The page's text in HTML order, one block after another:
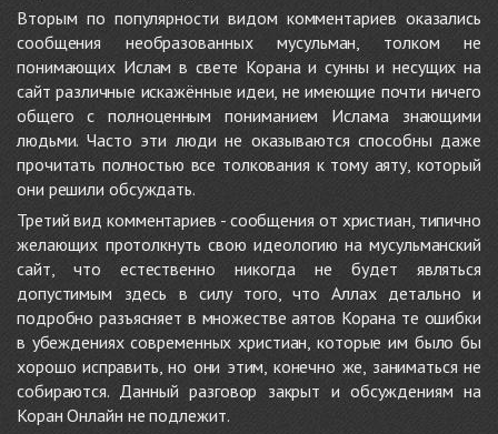
Вторым по популярности видом комментариев оказались
сообщения необразованных мусульман, толком не
понимающих Ислам в свете Корана и сунны и несущих на
сайт различные искажённые идеи, не имеющие почти ничего
общего с полноценным пониманием Ислама знающими
людьми. Часто эти люди не оказываются способны даже
прочитать полностью все толкования к тому аяту, который
они решили обсуждать.
Третий вид комментариев - сообщения от христиан, типично
желающих протолкнуть свою идеологию на мусульманский
сайт, что естественно никогда не будет являться
допустимым здесь в силу того, что Аллах детально и
подробно разъясняет в множестве аятов Корана те ошибки
в убеждениях современных христиан, которые им было бы
хорошо исправить, но они этим, конечно же, заниматься не
собираются. Данный разговор закрыт и обсуждениям на
Коран Онлайн не подлежит.